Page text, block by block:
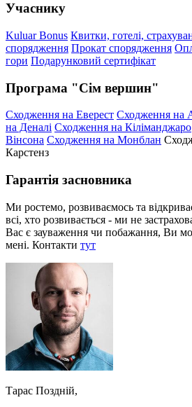
Учаснику
Kuluar Bonus Квитки, готелі,
спорядження Прокат спорядження
гори Подарунковий сертифікат
Програма "Сім вершин"
Сходження на Еверест Сходження на
на Деналі Сходження на Кіліманджаро
Вінсона Сходження на Монблан
Карстенз
Гарантія засновника
Ми ростемо, розвиваємось та
всі, хто розвивається - ми не
Вас є зауваження чи побажання, Ви
мені. Контакти тут
Тарас Поздній,